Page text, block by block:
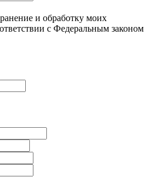
и обработку моих
с Федеральным законом